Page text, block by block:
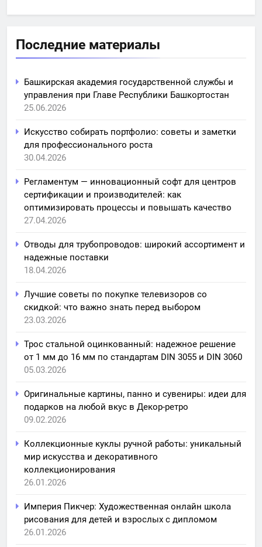
Последние материалы
Башкирская академия государственной службы и
управления при Главе Республики Башкортостан
25.06.2026
Искусство собирать портфолио: советы и заметки
для профессионального роста
30.04.2026
Регламентум — инновационный софт для центров
сертификации и производителей: как
оптимизировать процессы и повышать качество
27.04.2026
Отводы для трубопроводов: широкий ассортимент и
надежные поставки
18.04.2026
Лучшие советы по покупке телевизоров со
скидкой: что важно знать перед выбором
23.03.2026
Трос стальной оцинкованный: надежное решение
от 1 мм до 16 мм по стандартам DIN 3055 и DIN 3060
05.03.2026
Оригинальные картины, панно и сувениры: идеи для
подарков на любой вкус в Декор-ретро
09.02.2026
Коллекционные куклы ручной работы: уникальный
мир искусства и декоративного
коллекционирования
26.01.2026
Империя Пикчер: Художественная онлайн школа
рисования для детей и взрослых с дипломом
26.01.2026